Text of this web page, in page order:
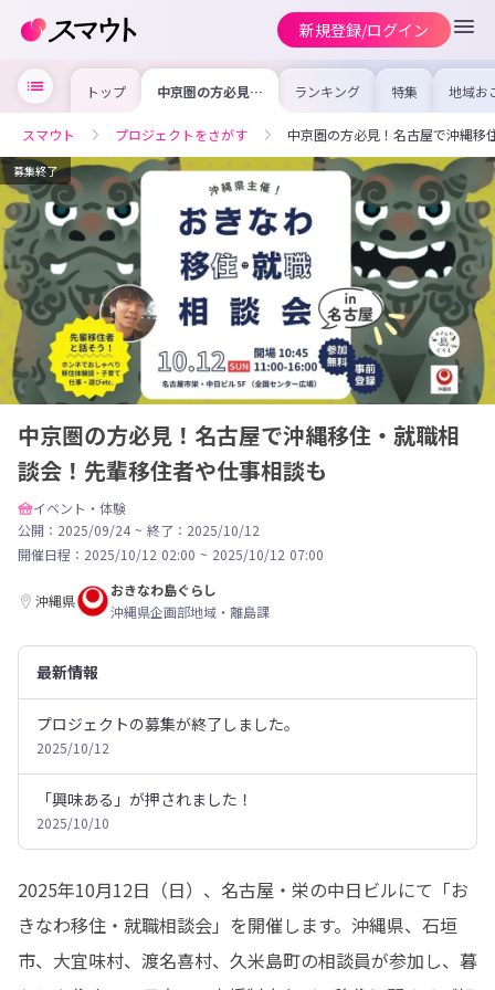
新規登録/ログイン
トップ 中京圏の方必見！
名古屋で沖縄移
先輩移住者や仕事
相談も
ランキング 特集 地域お
の求
を集め
事内容
を比較
合った
けよう
スマウト プロジェクトをさがす 中京圏の方必見！名古屋で沖縄移
募集終了
中京圏の方必見！名古屋で沖縄移住・就職相
談会！先輩移住者や仕事相談も
イベント・体験
公開：2025/09/24 ~ 終了：2025/10/12
開催日程： 2025/10/12 02:00 ~ 2025/10/12 07:00
沖縄県
おきなわ島ぐらし
沖縄県企画部地域・離島課
最新情報
プロジェクトの募集が終了しました。
2025/10/12
「興味ある」が押されました！
2025/10/10
2025年10月12日（日）、名古屋・栄の中日ビルにて「お
きなわ移住・就職相談会」を開催します。沖縄県、石垣
市、大宜味村、渡名喜村、久米島町の相談員が参加し、暮